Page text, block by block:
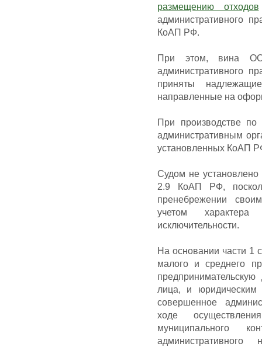
размещению отходов
административного
КоАП РФ.
При этом, вина
административного
приняты
направленные на
При производстве
административным
установленных КоАП
Судом не
2.9 КоАП РФ,
пренебрежении
учетом
исключительности.
На основании части 1
малого и среднего
предпринимательскую
лица, и
совершенное
ходе
муниципального